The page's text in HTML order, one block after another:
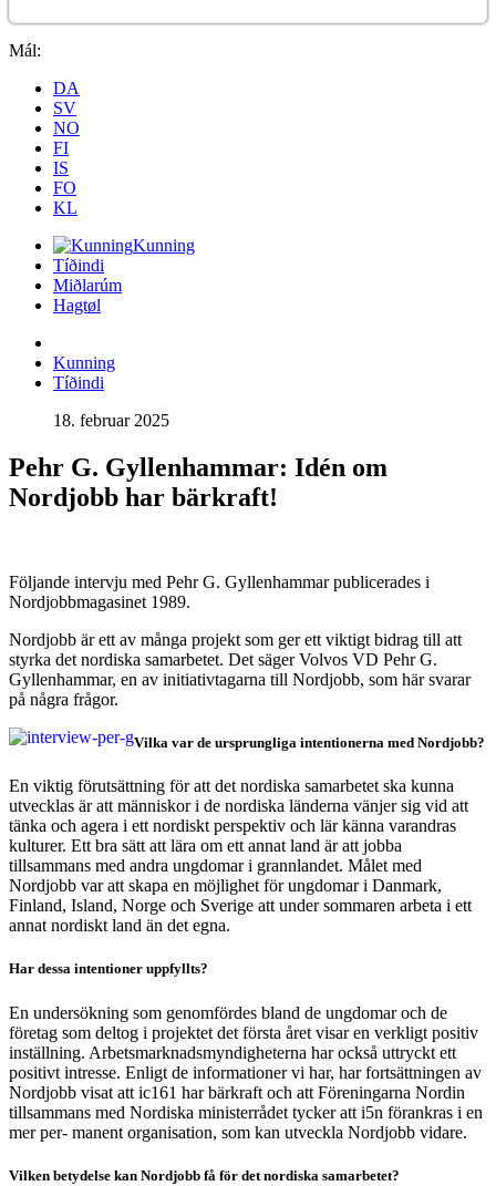
Mál:
DA
SV
NO
FI
IS
FO
KL
Kunning
Tíðindi
Miðlarúm
Hagtøl
Kunning
Tíðindi
18. februar 2025
Pehr G. Gyllenhammar: Idén om
Nordjobb har bärkraft!
Följande intervju med Pehr G. Gyllenhammar publicerades i
Nordjobbmagasinet 1989.
Nordjobb är ett av många projekt som ger ett viktigt bidrag till att
styrka det nordiska samarbetet. Det säger Volvos VD Pehr G.
Gyllenhammar, en av initiativtagarna till Nordjobb, som här svarar
på några frågor.
Vilka var de ursprungliga intentionerna med Nordjobb?
En viktig förutsättning för att det nordiska samarbetet ska kunna
utvecklas är att människor i de nordiska länderna vänjer sig vid att
tänka och agera i ett nordiskt perspektiv och lär känna varandras
kulturer. Ett bra sätt att lära om ett annat land är att jobba
tillsammans med andra ungdomar i grannlandet. Målet med
Nordjobb var att skapa en möjlighet för ungdomar i Danmark,
Finland, Island, Norge och Sverige att under sommaren arbeta i ett
annat nordiskt land än det egna.
Har dessa intentioner uppfyllts?
En undersökning som genomfördes bland de ungdomar och de
företag som deltog i projektet det första året visar en verkligt positiv
inställning. Arbetsmarknadsmyndigheterna har också uttryckt ett
positivt intresse. Enligt de informationer vi har, har fortsättningen av
Nordjobb visat att ic161 har bärkraft och att Föreningarna Nordin
tillsammans med Nordiska ministerrådet tycker att i5n förankras i en
mer per- manent organisation, som kan utveckla Nordjobb vidare.
Vilken betydelse kan Nordjobb få för det nordiska samarbetet?